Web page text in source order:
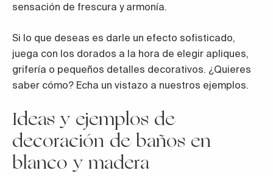
sensación de frescura y armonía.
Si lo que deseas es darle un efecto sofisticado,
juega con los dorados a la hora de elegir apliques,
grifería o pequeños detalles decorativos. ¿Quieres
saber cómo? Echa un vistazo a nuestros ejemplos.
Ideas y ejemplos de
decoración de baños en
blanco y madera